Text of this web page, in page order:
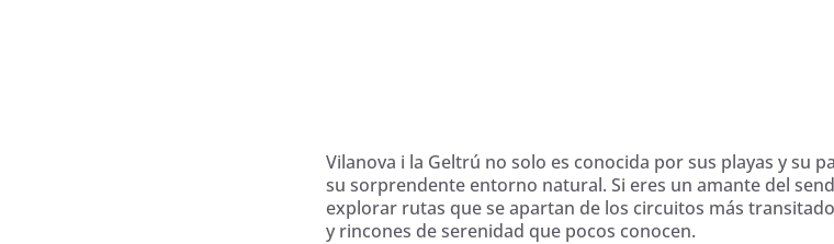
Vilanova i la Geltrú no solo es conocida por sus playas y su
su sorprendente entorno natural. Si eres un amante del
explorar rutas que se apartan de los circuitos más
y rincones de serenidad que pocos conocen.